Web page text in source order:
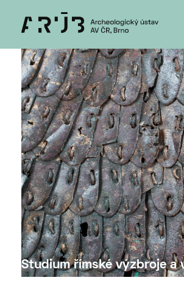
Studium římské výzbroje a